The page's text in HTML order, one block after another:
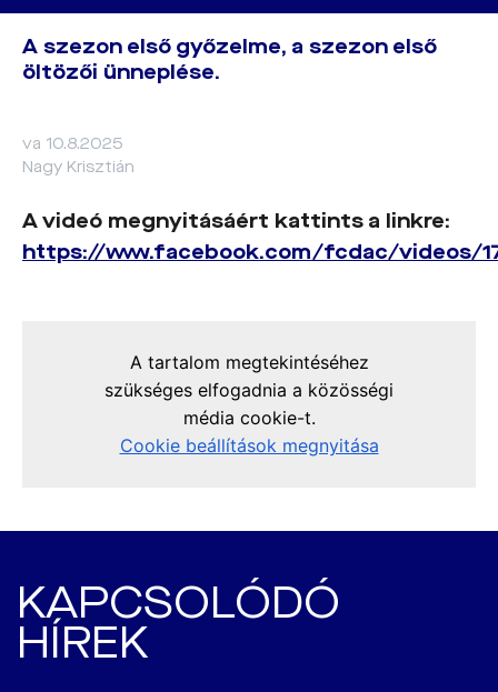
A szezon első győzelme, a szezon első
öltözői ünneplése.
va 10.8.2025
Nagy Krisztián
A videó megnyitásáért kattints a linkre:
https://www.facebook.com/fcdac/videos/
KAPCSOLÓDÓ
HÍREK